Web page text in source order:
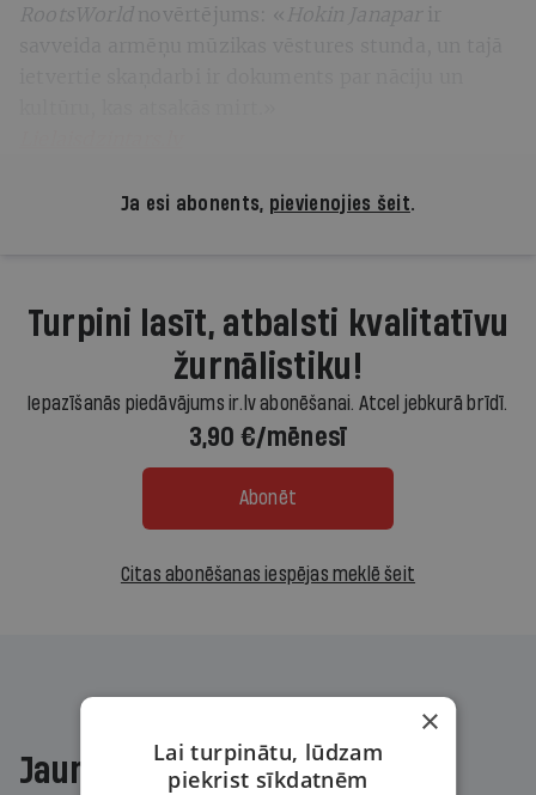
RootsWorldnovērtējums: « Hokin Ja­naparir
Ja esi abonents, pievienojies šeit.
Turpini lasīt, atbalsti kvalitatīvu
žurnālistiku!
Iepazīšanās piedāvājums ir.lv abonēšanai. Atcel jebkurā brīdī.
3,90 €/mēnesī
Abonēt
Citas abonēšanas iespējas meklē šeit
Jaunākajā žurnālā
×
Lai turpinātu, lūdzam
piekrist sīkdatnēm